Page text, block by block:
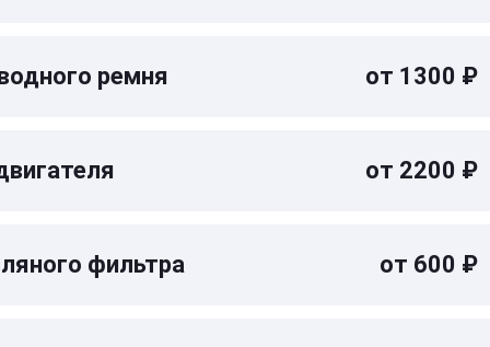
ремня от 1300 ₽
от 2200 ₽
фильтра от 600 ₽